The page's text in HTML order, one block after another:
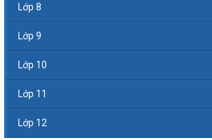
Lớp 8
Lớp 9
Lớp 10
Lớp 11
Lớp 12